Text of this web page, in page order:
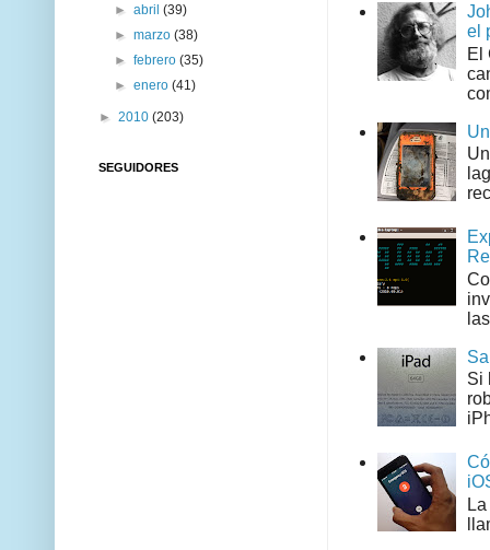
el
El
Si
►abril(39)
►marzo(38)
►febrero(35)
►enero(41)
► 2010 (203)
SEGUIDORES